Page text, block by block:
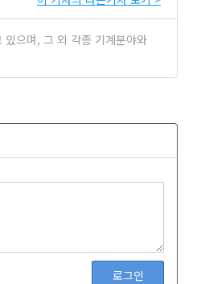
으며, 그 외 각종 기계분야와
로그인